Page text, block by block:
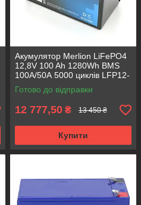
Акумулятор Merlion LiFePO4
12,8V 100 Ah 1280Wh BMS
100A/50А 5000 циклів LFP12-
100US
Готово до відправки
12 777,50 ₴ 13 450 ₴
Купити